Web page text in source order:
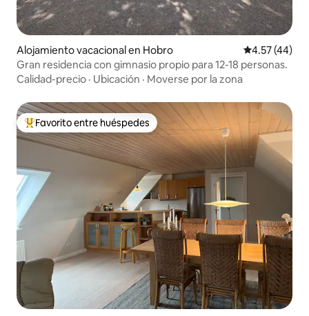
Alojamiento vacacional en Hobro Calificación
4.57 (44)
Gran residencia con gimnasio propio para 12-18 personas.
Calidad-precio · Ubicación · Moverse por la zona
Favorito entre huéspedes preferido
Favorito entre huéspedes